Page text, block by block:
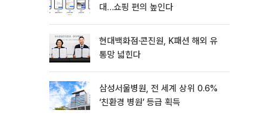
대…쇼핑 편의 높인다
현대백화점·콘진원, K패션 해외 유
통망 넓힌다
삼성서울병원, 전 세계 상위 0.6%
‘친환경 병원’ 등급 획득